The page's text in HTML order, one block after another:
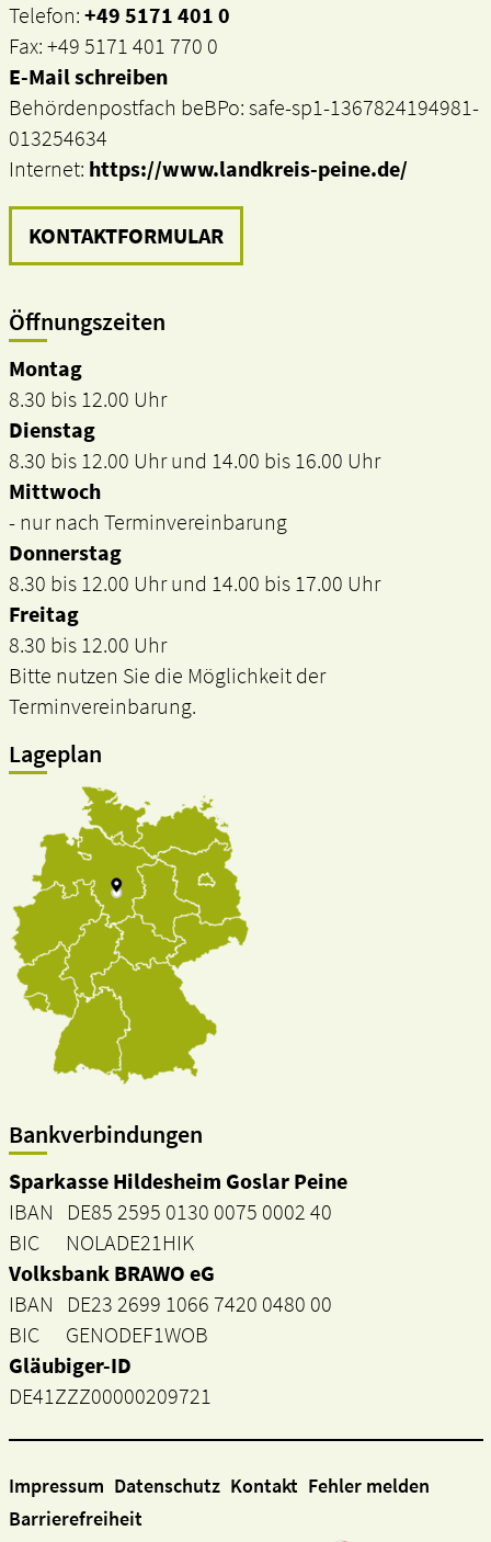
Telefon:+49 5171 401 0
Fax: +49 5171 401 770 0
E-Mail schreiben
Behördenpostfach beBPo: safe-sp1-1367824194981-
013254634
Internet: https://www.landkreis-peine.de/
KONTAKTFORMULAR
Öffnungszeiten
Montag
8.30 bis 12.00 Uhr
Dienstag
8.30 bis 12.00 Uhr und 14.00 bis 16.00 Uhr
Mittwoch
- nur nach Terminvereinbarung
Donnerstag
8.30 bis 12.00 Uhr und 14.00 bis 17.00 Uhr
Freitag
8.30 bis 12.00 Uhr
Bitte nutzen Sie die Möglichkeit der
Terminvereinbarung.
Lageplan
Bankverbindungen
Sparkasse Hildesheim Goslar Peine
IBAN DE85 2595 0130 0075 0002 40
BIC NOLADE21HIK
Volksbank BRAWO eG
IBAN DE23 2699 1066 7420 0480 00
BIC GENODEF1WOB
Gläubiger-ID
DE41ZZZ00000209721
Impressum Datenschutz Kontakt Fehler melden
Barrierefreiheit